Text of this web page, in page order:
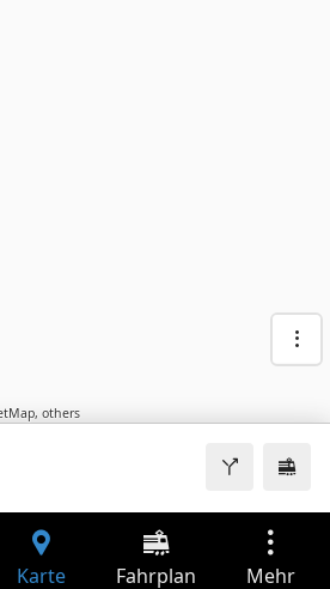
, others
Karte Fahrplan Mehr